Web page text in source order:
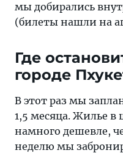
мы добирались
(билеты нашли на
Где
городе
В этот раз мы
1,5 месяца. Жилье в
намного дешевле,
неделю мы